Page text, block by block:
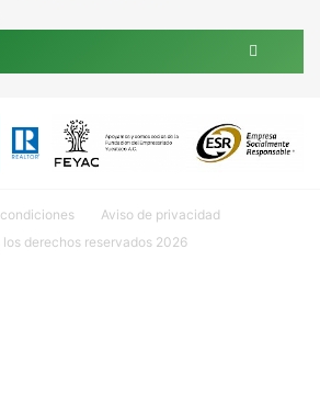
Aviso de privacidad
los derechos reservados 2026